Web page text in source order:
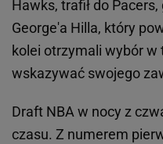
Hawks, trafił do
George'a Hilla, który
kolei otrzymali wybór
wskazywać swojego
Draft NBA w nocy z
czasu. Z numerem